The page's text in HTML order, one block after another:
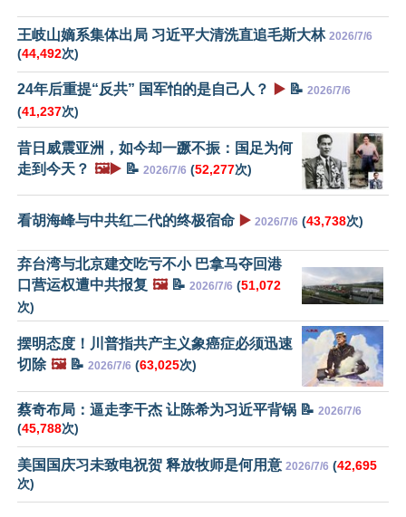
王岐山嫡系集体出局 习近平大清洗直追毛斯大林 2026/7/6
(44,492次)
24年后重提“反共” 国军怕的是自己人？ ▶️ 📝 2026/7/6
(41,237次)
昔日威震亚洲，如今却一蹶不振：国足为何
走到今天？ 🖼️▶️ 📝 2026/7/6 (52,277次)
看胡海峰与中共红二代的终极宿命 ▶️ 2026/7/6 (43,738次)
弃台湾与北京建交吃亏不小 巴拿马夺回港
口营运权遭中共报复 🖼️📝 2026/7/6 (51,072
次)
摆明态度！川普指共产主义象癌症必须迅速
切除 🖼️📝 2026/7/6 (63,025次)
蔡奇布局：逼走李干杰 让陈希为习近平背锅 📝 2026/7/6
(45,788次)
美国国庆习未致电祝贺 释放牧师是何用意 2026/7/6 (42,695
次)